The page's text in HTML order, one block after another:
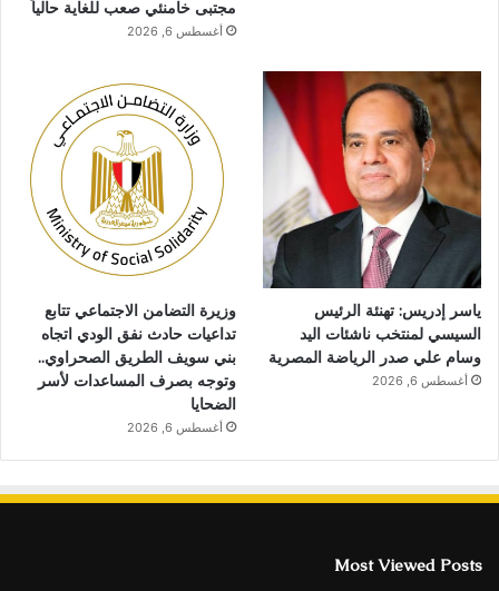
مجتبى خامنئي صعب للغاية حالياً
أغسطس 6, 2026
ياسر إدريس: تهنئة الرئيس
السيسي لمنتخب ناشئات اليد
وسام علي صدر الرياضة المصرية
أغسطس 6, 2026
وزيرة التضامن الاجتماعي تتابع
تداعيات حادث نفق الودي اتجاه
بني سويف الطريق الصحراوي..
وتوجه بصرف المساعدات لأسر
الضحايا
أغسطس 6, 2026
Most Viewed Posts